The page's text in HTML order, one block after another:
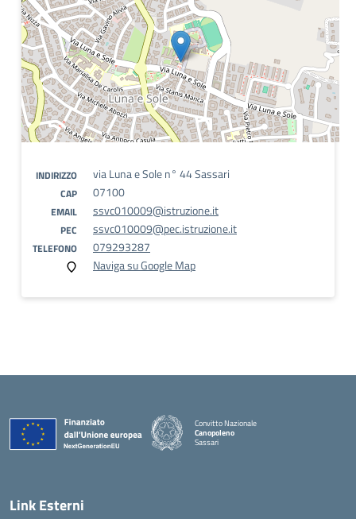
INDIRIZZO via Luna e Sole n° 44 Sassari
CAP 07100
EMAIL ssvc010009@istruzione.it
PEC ssvc010009@pec.istruzione.it
TELEFONO
079293287
Naviga su Google Map
Convitto Nazionale
Canopoleno
Sassari
Link Esterni